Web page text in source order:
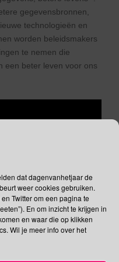
dat dagenvanhetjaar de
weer cookies gebruiken.
Twitter om een pagina te
En om inzicht te krijgen in
en waar die op klikken
Wil je meer info over het
gegevensbronnen,
technologieën en
worden beleidsmakers
te nemen die
een beter leven voor ons